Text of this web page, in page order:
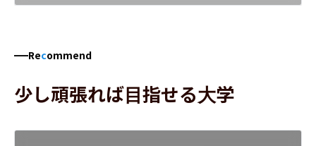
Recommend
少し頑張れば目指せる大学